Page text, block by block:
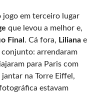
jogo em terceiro lugar
que levou a melhor e,
Final . Cá fora, Lilianae
arrendaram
para Paris com
na Torre Eiffel,
estavam